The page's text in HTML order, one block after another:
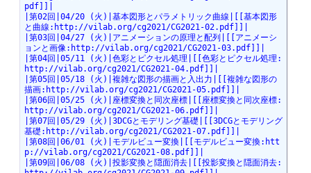
pdf]]|
|第02回|04/20 (火)|基本図形とパラメトリック曲線|[[基本図形
と曲線:http://vilab.org/cg2021/CG2021-02.pdf]]|
|第03回|04/27 (火)|アニメーションの原理と配列|[[アニメーシ
ョンと画像:http://vilab.org/cg2021/CG2021-03.pdf]]|
|第04回|05/11 (火)|色彩とピクセル処理|[[色彩とピクセル処理:
http://vilab.org/cg2021/CG2021-04.pdf]]|
|第05回|05/18 (火)|複雑な図形の描画と入出力|[[複雑な図形の
描画:http://vilab.org/cg2021/CG2021-05.pdf]]|
|第06回|05/25 (火)|座標変換と同次座標|[[座標変換と同次座標:
http://vilab.org/cg2021/CG2021-06.pdf]]|
|第07回|05/29 (火)|3DCGとモデリング基礎|[[3DCGとモデリング
基礎:http://vilab.org/cg2021/CG2021-07.pdf]]|
|第08回|06/01 (火)|モデルビュー変換|[[モデルビュー変換:htt
p://vilab.org/cg2021/CG2021-08.pdf]]|
|第09回|06/08 (火)|投影変換と隠面消去|[[投影変換と隠面消去: